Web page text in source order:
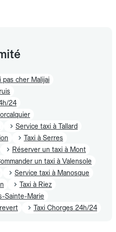
pas cher Malijai
24
Service taxi à Tallard
Taxi à Serres
Réserver un taxi à Mont
un taxi à Valensole
Service taxi à Manosque
Taxi à Riez
Sainte-Marie
Taxi Chorges 24h/24